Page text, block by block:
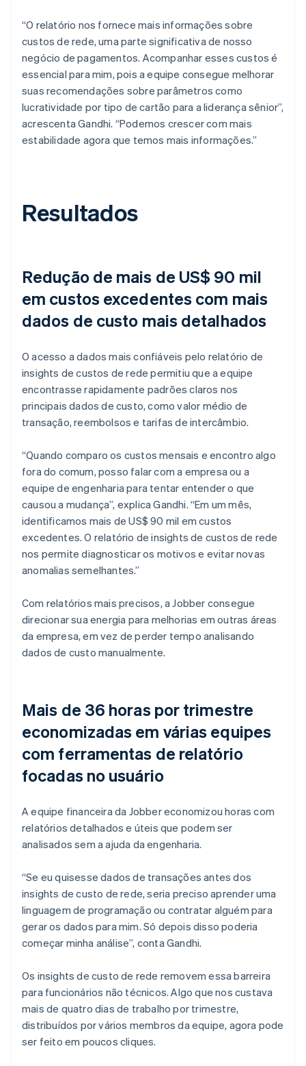
“O relatório nos fornece mais informações sobre
custos de rede, uma parte significativa de nosso
negócio de pagamentos. Acompanhar esses custos é
essencial para mim, pois a equipe consegue melhorar
suas recomendações sobre parâmetros como
lucratividade por tipo de cartão para a liderança sênior”,
acrescenta Gandhi. “Podemos crescer com mais
estabilidade agora que temos mais informações.”
Resultados
Redução de mais de US$ 90 mil
em custos excedentes com mais
dados de custo mais detalhados
O acesso a dados mais confiáveis pelo relatório de
insights de custos de rede permitiu que a equipe
encontrasse rapidamente padrões claros nos
principais dados de custo, como valor médio de
transação, reembolsos e tarifas de intercâmbio.
“Quando comparo os custos mensais e encontro algo
fora do comum, posso falar com a empresa ou a
equipe de engenharia para tentar entender o que
causou a mudança”, explica Gandhi. “Em um mês,
identificamos mais de US$ 90 mil em custos
excedentes. O relatório de insights de custos de rede
nos permite diagnosticar os motivos e evitar novas
anomalias semelhantes.”
Com relatórios mais precisos, a Jobber consegue
direcionar sua energia para melhorias em outras áreas
da empresa, em vez de perder tempo analisando
dados de custo manualmente.
Mais de 36 horas por trimestre
economizadas em várias equipes
com ferramentas de relatório
focadas no usuário
A equipe financeira da Jobber economizou horas com
relatórios detalhados e úteis que podem ser
analisados sem a ajuda da engenharia.
“Se eu quisesse dados de transações antes dos
insights de custo de rede, seria preciso aprender uma
linguagem de programação ou contratar alguém para
gerar os dados para mim. Só depois disso poderia
começar minha análise”, conta Gandhi.
Os insights de custo de rede removem essa barreira
para funcionários não técnicos. Algo que nos custava
mais de quatro dias de trabalho por trimestre,
distribuídos por vários membros da equipe, agora pode
ser feito em poucos cliques.